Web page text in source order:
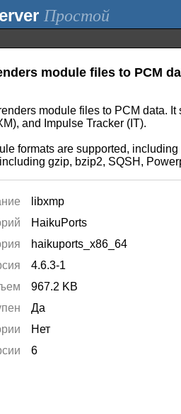
Простой
module files to PCM
module files to PCM data.
and Impulse Tracker (IT).
formats are supported,
gzip, bzip2, SQSH,
libxmp
HaikuPorts
haikuports_x86_64
4.6.3-1
967.2 KB
Да
Нет
6